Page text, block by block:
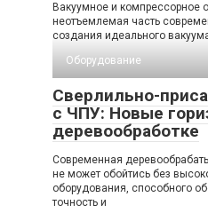
Вакуумное и компрессорное
неотъемлемая часть
создания идеального
Оборудование
Сверлильно-
с ЧПУ: Новые
деревообработке
Современная
не может обойтись без
оборудования, способного
точность и